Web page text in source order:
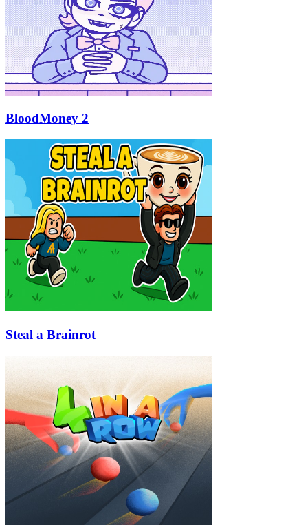
BloodMoney 2
Steal a Brainrot